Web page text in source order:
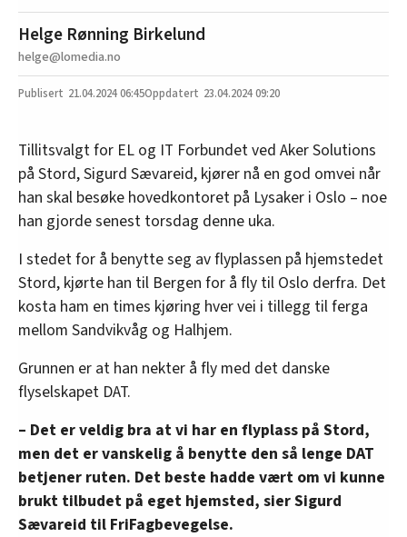
Helge Rønning Birkelund
helge@lomedia.no
21.04.202406:45 23.04.2024 09:20
Tillitsvalgt for EL og IT Forbundet ved Aker Solutions
på Stord, Sigurd Sævareid, kjører nå en god omvei når
han skal besøke hovedkontoret på Lysaker i Oslo – noe
han gjorde senest torsdag denne uka.
I stedet for å benytte seg av flyplassen på hjemstedet
Stord, kjørte han til Bergen for å fly til Oslo derfra. Det
kosta ham en times kjøring hver vei i tillegg til ferga
mellom Sandvikvåg og Halhjem.
Grunnen er at han nekter å fly med det danske
flyselskapet DAT.
– Det er veldig bra at vi har en flyplass på Stord,
men det er vanskelig å benytte den så lenge DAT
betjener ruten. Det beste hadde vært om vi kunne
brukt tilbudet på eget hjemsted, sier Sigurd
Sævareid til FriFagbevegelse.